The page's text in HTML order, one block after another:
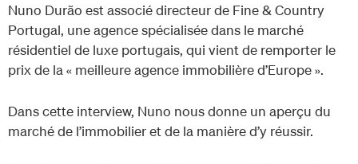
Nuno Durão est associé directeur de Fine & Country
Portugal, une agence spécialisée dans le marché
résidentiel de luxe portugais, qui vient de remporter le
prix de la « meilleure agence immobilière d’Europe ».
Dans cette interview, Nuno nous donne un aperçu du
marché de l’immobilier et de la manière d’y réussir.